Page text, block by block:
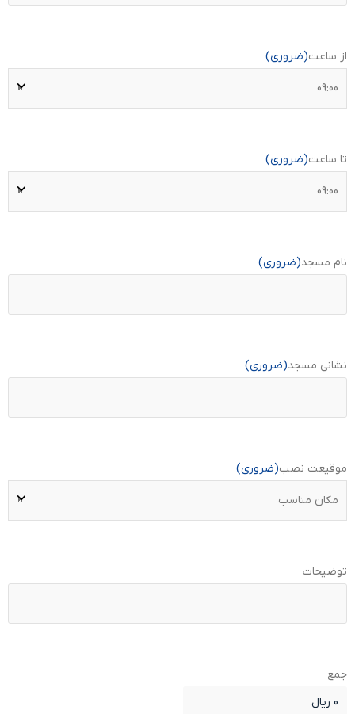
از ساعت(ضروری)
تا ساعت(ضروری)
نام مسجد(ضروری)
نشانی مسجد(ضروری)
موقیعت نصب(ضروری)
توضیحات
جمع